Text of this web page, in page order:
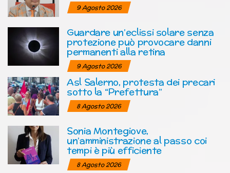
9 Agosto 2026
Guardare un’eclissi solare senza
protezione può provocare danni
permanenti alla retina
9 Agosto 2026
Asl Salerno, protesta dei precari
sotto la “Prefettura”
8 Agosto 2026
Sonia Montegiove,
un’amministrazione al passo coi
tempi è più efficiente
8 Agosto 2026